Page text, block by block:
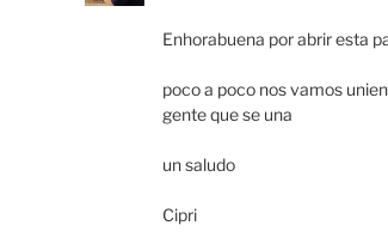
Enhorabuena por abrir esta
poco a poco nos vamos
gente que se una
un saludo
Cipri